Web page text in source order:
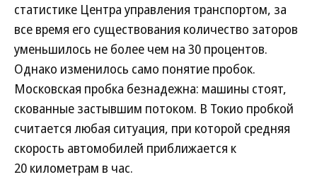
статистике Центра управления транспортом, за
все время его существования количество заторов
уменьшилось не более чем на 30 процентов.
Однако изменилось само понятие пробок.
Московская пробка безнадежна: машины стоят,
скованные застывшим потоком. В Токио пробкой
считается любая ситуация, при которой средняя
скорость автомобилей приближается к
20 километрам в час.